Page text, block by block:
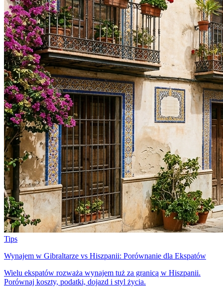
Tips
Wynajem w Gibraltarze vs Hiszpanii: Porównanie dla Ekspatów
Wielu ekspatów rozważa wynajem tuż za granicą w Hiszpanii.
Porównaj koszty, podatki, dojazd i styl życia.